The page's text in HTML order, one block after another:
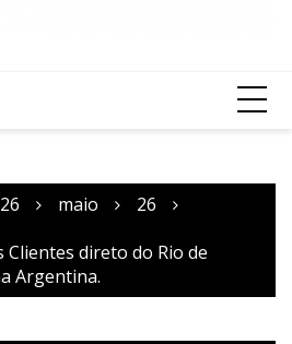
maio
26
Clientes direto do Rio de
Argentina.